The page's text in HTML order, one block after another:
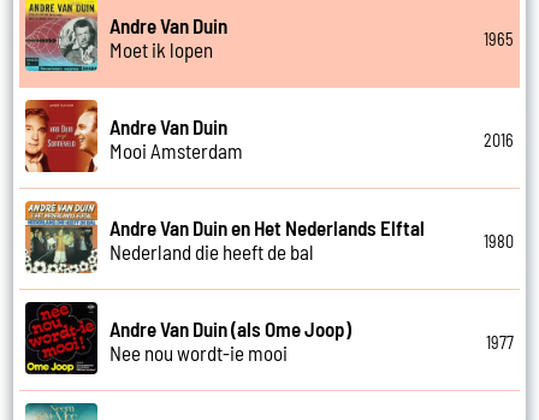
Andre Van Duin
Moet ik lopen
1965
Andre Van Duin
Mooi Amsterdam
2016
Andre Van Duin en Het Nederlands Elftal
Nederland die heeft de bal
1980
Andre Van Duin (als Ome Joop)
Nee nou wordt-ie mooi
1977